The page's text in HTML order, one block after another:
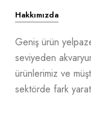
Hakkımızda
Geniş ürün
seviyeden
ürünlerimiz ve
sektörde fark